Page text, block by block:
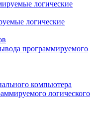
логические
программируемого
компьютера
логического